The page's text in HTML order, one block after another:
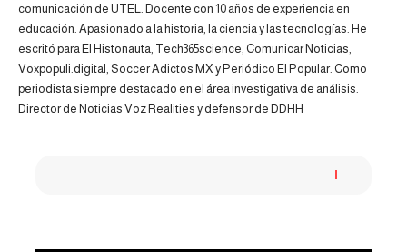
comunicación de UTEL. Docente con 10 años de experiencia en
educación. Apasionado a la historia, la ciencia y las tecnologías. He
escritó para El Histonauta, Tech365science, Comunicar Noticias,
Voxpopuli.digital, Soccer Adictos MX y Periódico El Popular. Como
periodista siempre destacado en el área investigativa de análisis.
Director de Noticias Voz Realities y defensor de DDHH